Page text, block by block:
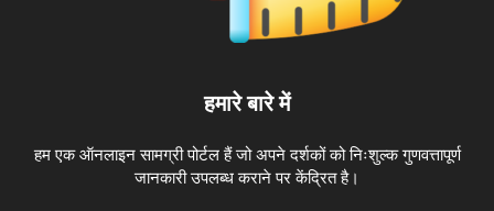
हमारे बारे में
हम एक ऑनलाइन सामग्री पोर्टल हैं जो अपने दर्शकों को निःशुल्क गुणवत्तापूर्ण
जानकारी उपलब्ध कराने पर केंद्रित है।